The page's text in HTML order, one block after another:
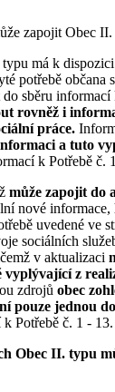
zapojit Obec
má k
potřebě občana
sběru informací
rovněž i
práce.
a tuto
k Potřebě č.
může zapojit do
nové informace,
uvedené ve
sociálních
v aktualizaci
vyplývající z
zdrojů obec
pouze jednou
Potřebě č. 1 - 13.
Obec II. typu